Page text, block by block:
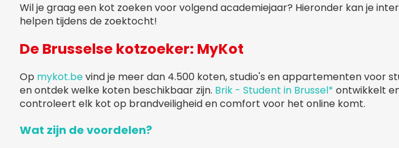
Wil je graag een kot zoeken voor volgend academiejaar? Hieronder kan je
helpen tijdens de zoektocht!
De Brusselse kotzoeker: MyKot
Op mykot.bevind je meer dan 4.500 koten, studio's en appartementen voor
en ontdek welke koten beschikbaar zijn. Brik - Student in Brussel* ontwikkelt
controleert elk kot op brandveiligheid en comfort voor het online komt.
Wat zijn de voordelen?